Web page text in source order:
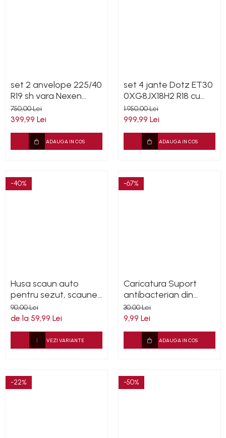
set 2 anvelope 225/40
R19 sh vara Nexen
6mm cu garantie
750,00 Lei
399,99 Lei
ADAUGA IN COS
set 4 jante Dotz ET30
0XG8JX18H2 R18 cu
garantie
1.950,00 Lei
999,99 Lei
ADAUGA IN COS
-40%
Husa scaun auto
pentru sezut, scaune
universale
90,00 Lei
de la 59,99 Lei
VEZI VARIANTE
-67%
Caricatura Suport
antibacterian din
silicon de buzunar
fara sticla 30ml
30,00 Lei
9,99 Lei
ADAUGA IN COS
-22% -50%